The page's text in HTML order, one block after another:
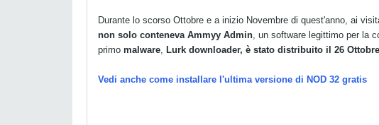
Durante lo scorso Ottobre e a inizio Novembre di quest'anno, ai
non solo conteneva Ammyy Admin, un software legittimo per la
primo malware, Lurk downloader, è stato distribuito il 26
Vedi anche come installare l'ultima versione di NOD 32 gratis